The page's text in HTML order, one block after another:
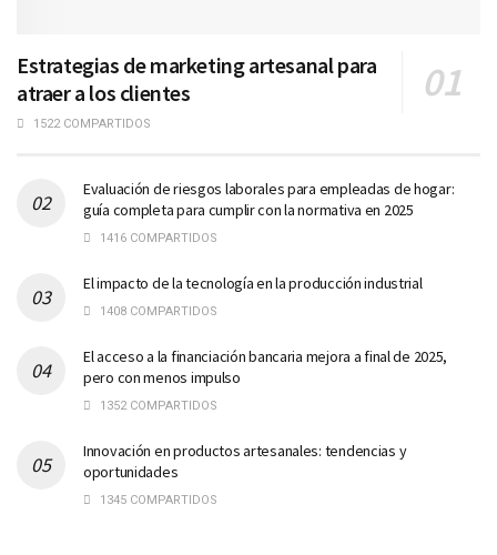
Estrategias de marketing artesanal para
atraer a los clientes
1522 COMPARTIDOS
Evaluación de riesgos laborales para empleadas de hogar:
guía completa para cumplir con la normativa en 2025
1416 COMPARTIDOS
El impacto de la tecnología en la producción industrial
1408 COMPARTIDOS
El acceso a la financiación bancaria mejora a final de 2025,
pero con menos impulso
1352 COMPARTIDOS
Innovación en productos artesanales: tendencias y
oportunidades
1345 COMPARTIDOS